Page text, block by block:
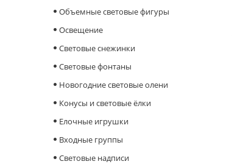
Объемные световые фигуры
Освещение
Cветовые снежинки
Световые фонтаны
Новогодние световые олени
Конусы и световые ёлки
Елочные игрушки
Входные группы
Световые надписи